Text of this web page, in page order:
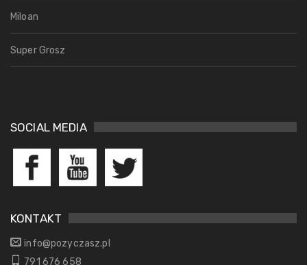
Miloan
Super Grosz
SOCIAL MEDIA
KONTAKT
info@pozyczasz.pl
791 676 658